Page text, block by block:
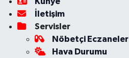
İletişim
Servisler
Nöbetçi Eczaneler
Hava Durumu